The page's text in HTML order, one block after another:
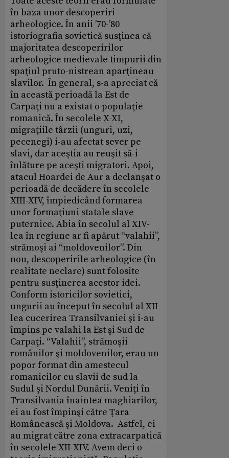
în baza unor descoperiri
arheologice. În anii ’70-’80
istoriografia sovietică susţinea că
majoritatea descoperirilor
arheologice medievale timpurii din
spaţiul pruto-nistrean aparţineau
slavilor. În general, s-a apreciat că
în această perioadă la Est de
Carpaţi nu a existat o populaţie
romanică. În secolele X-XI,
migraţiile târzii (unguri, uzi,
pecenegi) i-au afectat sever pe
slavi, dar aceştia au reuşit să-i
înlăture pe aceşti migratori. Apoi,
atacul Hoardei de Aur a declanşat o
perioadă de decădere în secolele
XIII-XIV, împiedicând formarea
unor formaţiuni statale slave
puternice. Abia în secolul al XIV-
lea în regiune ar fi apărut “valahii”,
strămoşi ai “moldovenilor”. Din
nou, descoperirile arheologice (în
realitate neclare) sunt folosite
pentru susţinerea acestor idei.
Conform istoricilor sovietici,
ungurii au început în secolul al XII-
lea cucerirea Transilvaniei şi i-au
împins pe valahi la Est şi Sud de
Carpaţi. “Valahii”, strămoşii
românilor şi moldovenilor, erau un
popor format din amestecul
romanicilor cu slavii de sud la
Sudul şi Nordul Dunării. Veniţi în
Transilvania înaintea maghiarilor,
ei au fost împinşi către Ţara
Românească şi Moldova. Astfel, ei
au migrat către zona extracarpatică
în secolele XII-XIV. Avem deci o